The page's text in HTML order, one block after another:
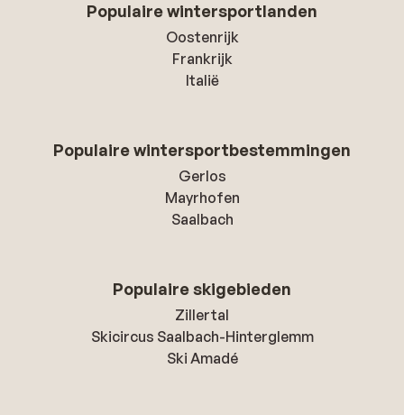
Populaire wintersportlanden
Oostenrijk
Frankrijk
Italië
Populaire wintersportbestemmingen
Gerlos
Mayrhofen
Saalbach
Populaire skigebieden
Zillertal
Skicircus Saalbach-Hinterglemm
Ski Amadé